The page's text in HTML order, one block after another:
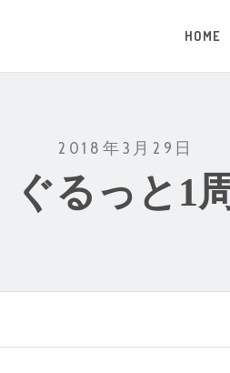
HOME
2018年3月29日
ぐるっと1